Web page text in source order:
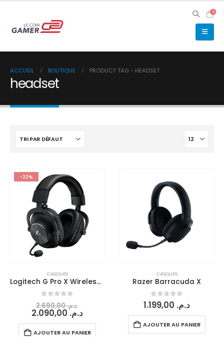
0
ACCUEIL BOUTIQUE PRODUCT TAG - HEADSET
headset
-22%
CASQUES
Logitech G Pro X Wireless Lightspeed
د.م.2.690,00
د.م.2.090,00
AJOUTER AU PANIER
CASQUES
Razer Barracuda X
0sur 5 د.م.
AJOUTER AU PANIER